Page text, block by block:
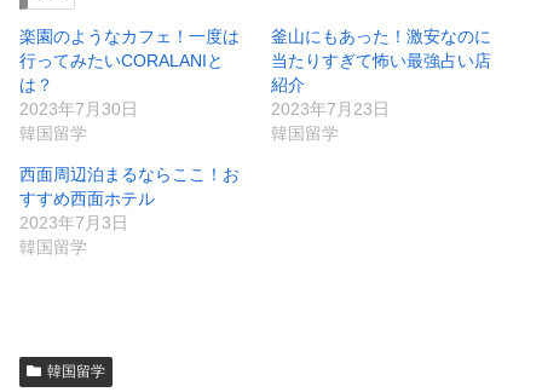
楽園のようなカフェ！一度は
行ってみたいCORALANIと
は？
2023年7月30日
韓国留学
釜山にもあった！激安なのに
当たりすぎて怖い最強占い店
紹介
2023年7月23日
韓国留学
西面周辺泊まるならここ！お
すすめ西面ホテル
2023年7月3日
韓国留学
韓国留学